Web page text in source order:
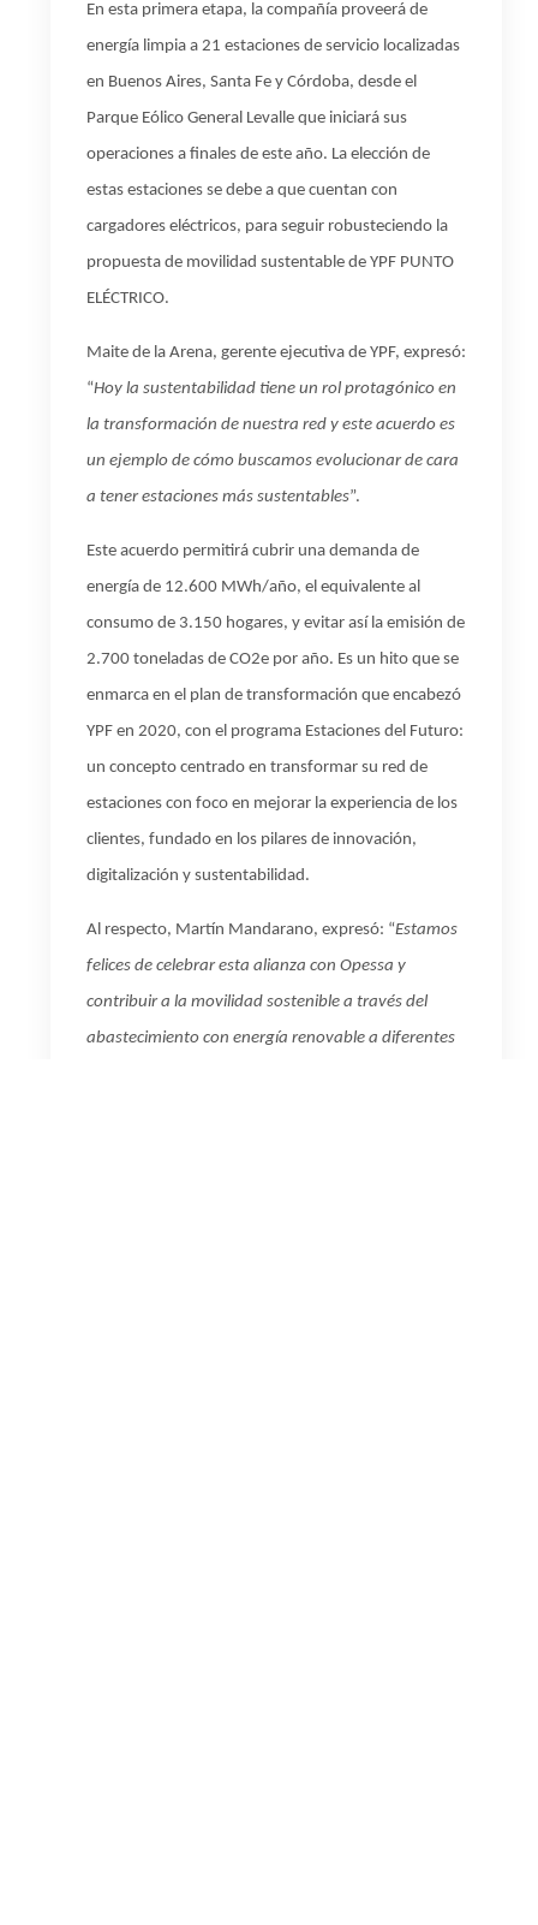
En esta primera etapa, la compañía proveerá de
energía limpia a 21 estaciones de servicio localizadas
en Buenos Aires, Santa Fe y Córdoba, desde el
Parque Eólico General Levalle que iniciará sus
operaciones a finales de este año. La elección de
estas estaciones se debe a que cuentan con
cargadores eléctricos, para seguir robusteciendo la
propuesta de movilidad sustentable de YPF PUNTO
ELÉCTRICO.
Maite de la Arena, gerente ejecutiva de YPF, expresó:
“Hoy la sustentabilidad tiene un rol protagónico en
la transformación de nuestra red y este acuerdo es
un ejemplo de cómo buscamos evolucionar de cara
a tener estaciones más sustentables”.
Este acuerdo permitirá cubrir una demanda de
energía de 12.600 MWh/año, el equivalente al
consumo de 3.150 hogares, y evitar así la emisión de
2.700 toneladas de CO2e por año. Es un hito que se
enmarca en el plan de transformación que encabezó
YPF en 2020, con el programa Estaciones del Futuro:
un concepto centrado en transformar su red de
estaciones con foco en mejorar la experiencia de los
clientes, fundado en los pilares de innovación,
digitalización y sustentabilidad.
Al respecto, Martín Mandarano, expresó: “Estamos
felices de celebrar esta alianza con Opessa y
contribuir a la movilidad sostenible a través del
abastecimiento con energía renovable a diferentes